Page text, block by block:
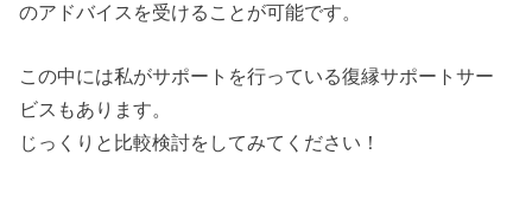
のアドバイスを受けることが可能です。
この中には私がサポートを行っている復縁サポートサー
ビスもあります。
じっくりと比較検討をしてみてください！